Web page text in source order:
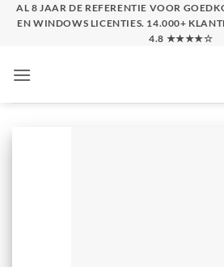
SkipAL 8 JAAR DE REFERENTIE VOOR
EN WINDOWS LICENTIES. 14.000+
4.8 ★★★★☆